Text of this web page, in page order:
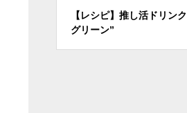
【レシピ】推し活ドリンク
グリーン”